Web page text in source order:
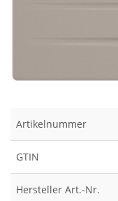
Artikelnummer
GTIN
Hersteller Art.-Nr.